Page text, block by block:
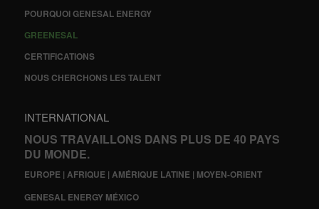
POURQUOI GENESAL ENERGY
GREENESAL
CERTIFICATIONS
NOUS CHERCHONS LES TALENT
INTERNATIONAL
NOUS TRAVAILLONS DANS PLUS DE 40 PAYS
DU MONDE.
EUROPE | AFRIQUE | AMÉRIQUE LATINE | MOYEN-ORIENT
GENESAL ENERGY MÉXICO